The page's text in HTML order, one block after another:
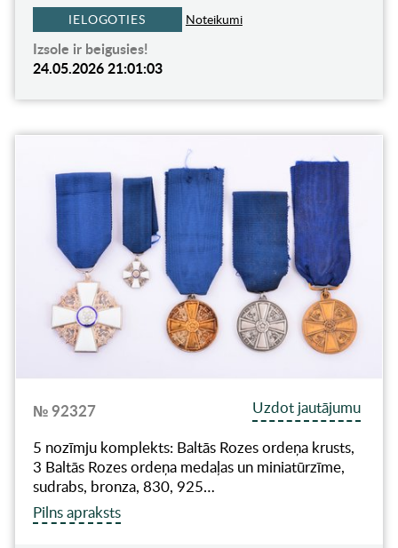
IELOGOTIES Noteikumi
Izsole ir beigusies!
24.05.2026 21:01:03
№ 92327
Uzdot jautājumu
5 nozīmju komplekts: Baltās Rozes ordeņa krusts,
3 Baltās Rozes ordeņa medaļas un miniatūrzīme,
sudrabs, bronza, 830, 925…
Pilns apraksts